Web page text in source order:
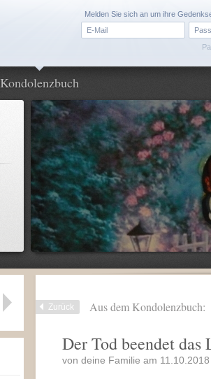
Melden Sie sich an um ihre
Kondolenzbuch
Zurück Aus dem Kondolenzbuch:
Der Tod beendet das
von deine Familie am